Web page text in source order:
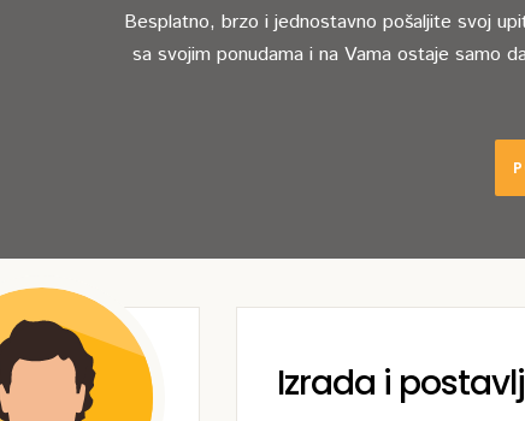
Besplatno, brzo i jednostavno pošaljite svoj
sa svojim ponudama i na Vama ostaje samo
Izrada i